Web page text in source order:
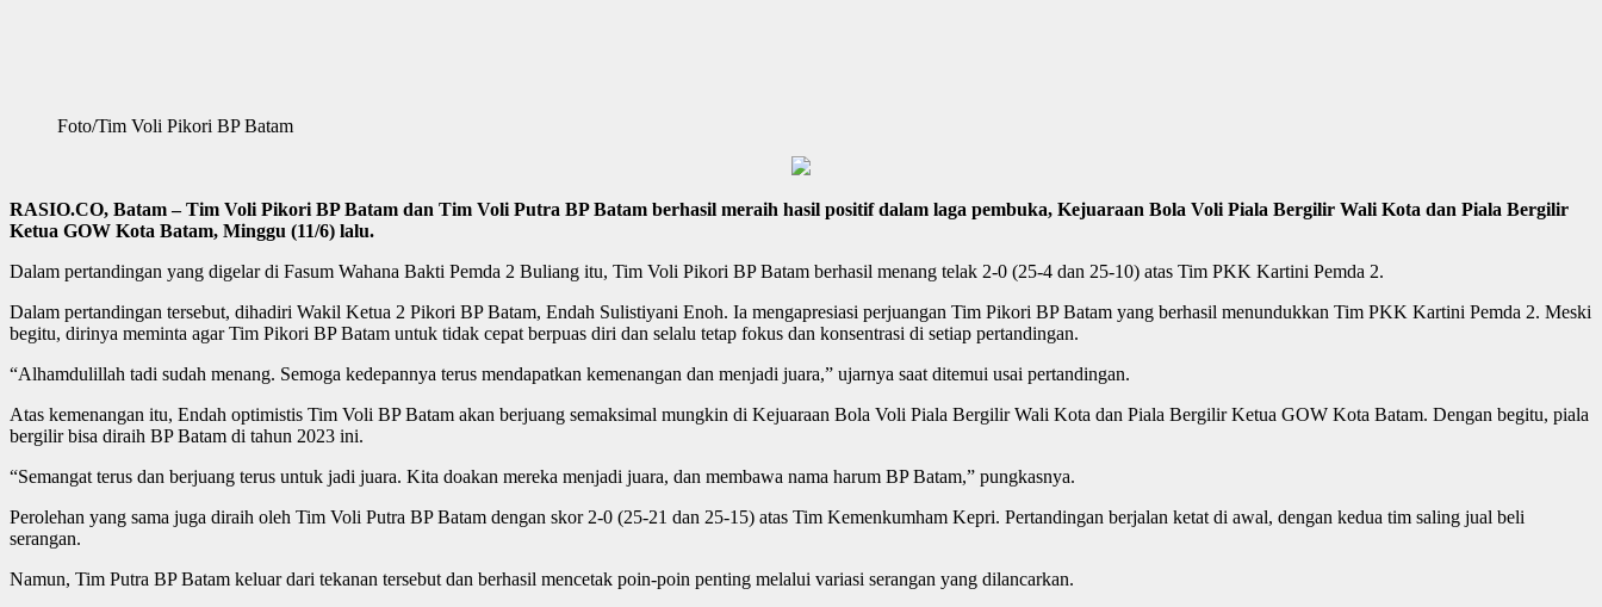
Foto/Tim Voli Pikori BP Batam
RASIO.CO, Batam – Tim Voli Pikori BP Batam dan Tim Voli Putra BP Batam berhasil meraih hasil positif dalam laga pembuka, Kejuaraan Bola Voli Piala Bergilir Wali Kota dan Piala Bergilir
Ketua GOW Kota Batam, Minggu (11/6) lalu.
Dalam pertandingan yang digelar di Fasum Wahana Bakti Pemda 2 Buliang itu, Tim Voli Pikori BP Batam berhasil menang telak 2-0 (25-4 dan 25-10) atas Tim PKK Kartini Pemda 2.
Dalam pertandingan tersebut, dihadiri Wakil Ketua 2 Pikori BP Batam, Endah Sulistiyani Enoh. Ia mengapresiasi perjuangan Tim Pikori BP Batam yang berhasil menundukkan Tim PKK Kartini Pemda 2. Meski
begitu, dirinya meminta agar Tim Pikori BP Batam untuk tidak cepat berpuas diri dan selalu tetap fokus dan konsentrasi di setiap pertandingan.
“Alhamdulillah tadi sudah menang. Semoga kedepannya terus mendapatkan kemenangan dan menjadi juara,” ujarnya saat ditemui usai pertandingan.
Atas kemenangan itu, Endah optimistis Tim Voli BP Batam akan berjuang semaksimal mungkin di Kejuaraan Bola Voli Piala Bergilir Wali Kota dan Piala Bergilir Ketua GOW Kota Batam. Dengan begitu, piala
bergilir bisa diraih BP Batam di tahun 2023 ini.
“Semangat terus dan berjuang terus untuk jadi juara. Kita doakan mereka menjadi juara, dan membawa nama harum BP Batam,” pungkasnya.
Perolehan yang sama juga diraih oleh Tim Voli Putra BP Batam dengan skor 2-0 (25-21 dan 25-15) atas Tim Kemenkumham Kepri. Pertandingan berjalan ketat di awal, dengan kedua tim saling jual beli
serangan.
Namun, Tim Putra BP Batam keluar dari tekanan tersebut dan berhasil mencetak poin-poin penting melalui variasi serangan yang dilancarkan.